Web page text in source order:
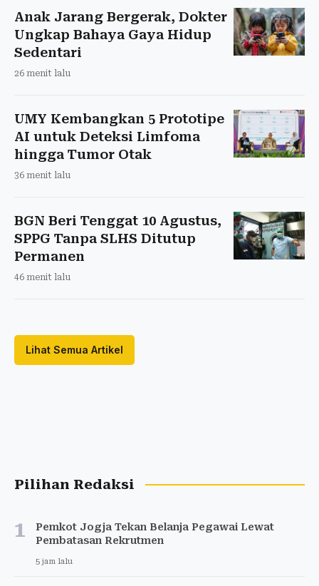
Anak Jarang Bergerak, Dokter
Ungkap Bahaya Gaya Hidup
Sedentari
26 menit lalu
UMY Kembangkan 5 Prototipe
AI untuk Deteksi Limfoma
hingga Tumor Otak
36 menit lalu
BGN Beri Tenggat 10 Agustus,
SPPG Tanpa SLHS Ditutup
Permanen
46 menit lalu
Lihat Semua Artikel
Pilihan Redaksi
1
Pemkot Jogja Tekan Belanja Pegawai Lewat
Pembatasan Rekrutmen
5 jam lalu